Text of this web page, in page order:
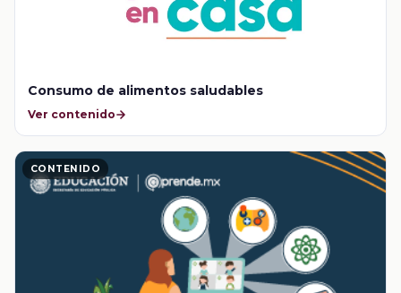
Consumo de alimentos saludables
Ver contenido
CONTENIDO